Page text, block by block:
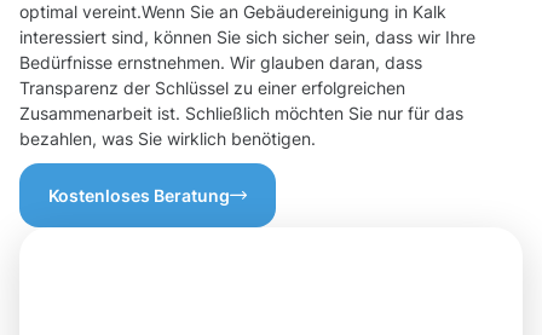
optimal vereint.Wenn Sie an Gebäudereinigung in Kalk
interessiert sind, können Sie sich sicher sein, dass wir Ihre
Bedürfnisse ernstnehmen. Wir glauben daran, dass
Transparenz der Schlüssel zu einer erfolgreichen
Zusammenarbeit ist. Schließlich möchten Sie nur für das
bezahlen, was Sie wirklich benötigen.
Kostenloses Beratung